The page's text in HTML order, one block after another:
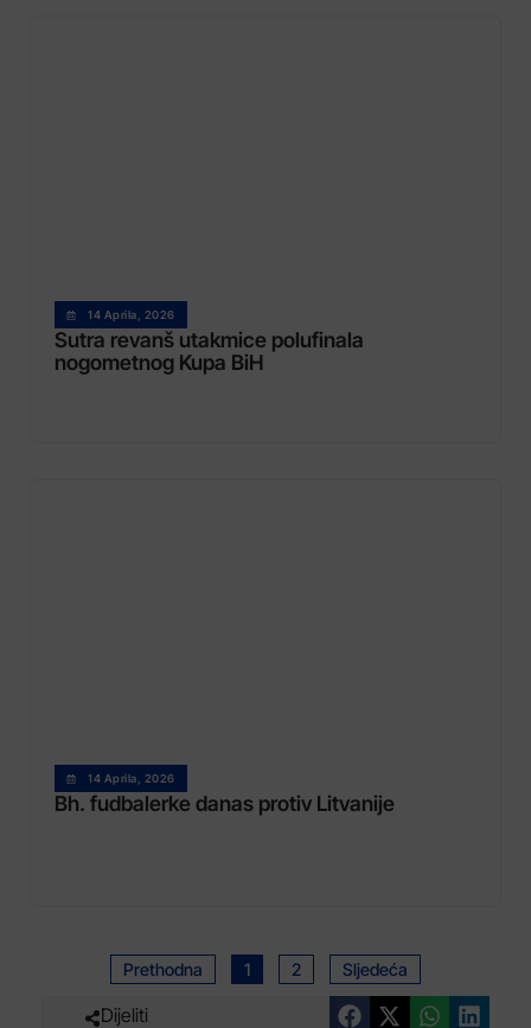
14 Aprila, 2026
Sutra revanš utakmice polufinala
nogometnog Kupa BiH
14 Aprila, 2026
Bh. fudbalerke danas protiv Litvanije
Prethodna 1 2 Sljedeća
Dijeliti